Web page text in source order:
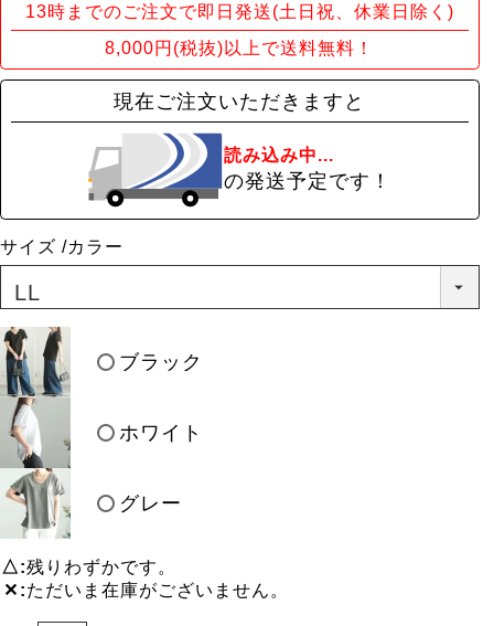
13時までのご注文で即日発送(土日祝、休業日除く)
8,000円(税抜)以上で送料無料！
現在ご注文いただきますと
読み込み中...
の発送予定です！
サイズ カラー
ブラック
ホワイト
グレー
△ 残りわずかです。
✕ ただいま在庫がございません。